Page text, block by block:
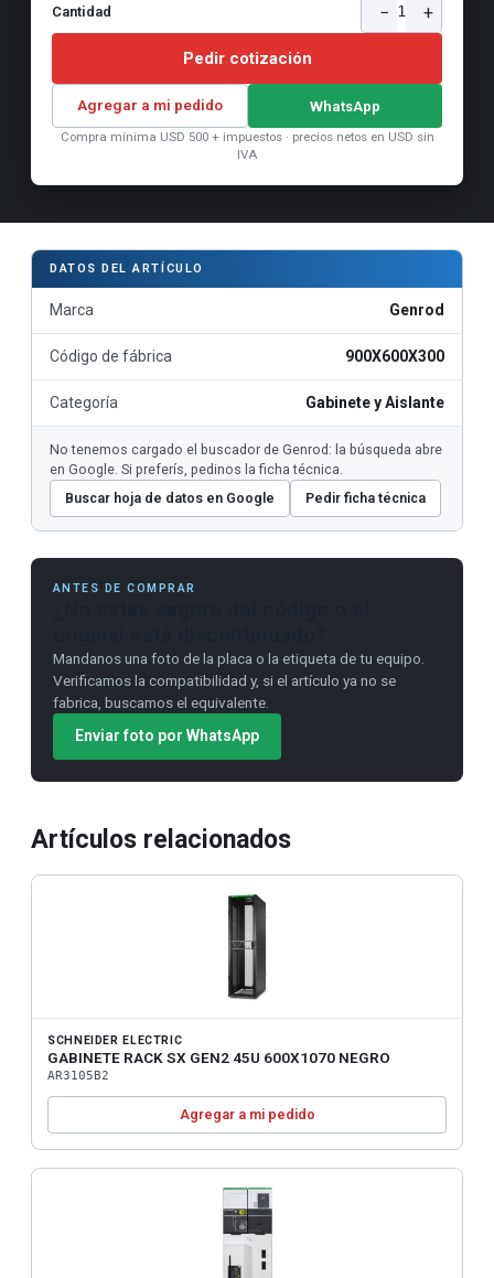
Cantidad − 1 +
Pedir cotización
Agregar a mi pedido WhatsApp
Compra mínima USD 500 + impuestos · precios netos en USD sin
IVA
DATOS DEL ARTÍCULO
Marca Genrod
Código de fábrica 900X600X300
Categoría Gabinete y Aislante
No tenemos cargado el buscador de Genrod: la búsqueda abre
en Google. Si preferís, pedinos la ficha técnica.
Buscar hoja de datos en Google
Pedir ficha técnica
ANTES DE COMPRAR
Mandanos una foto de la placa o la etiqueta de tu equipo.
Verificamos la compatibilidad y, si el artículo ya no se
fabrica, buscamos el equivalente.
Enviar foto por WhatsApp
Artículos relacionados
SCHNEIDER ELECTRIC
GABINETE RACK SX GEN2 45U 600X1070 NEGRO
AR3105B2
Agregar a mi pedido